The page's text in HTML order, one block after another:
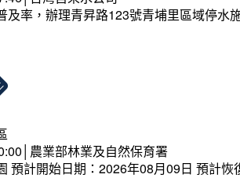
及率，辦理青昇路123號青埔里區域停水
農業部林業及自然保育署
預計開始日期：2026年08月09日 預計